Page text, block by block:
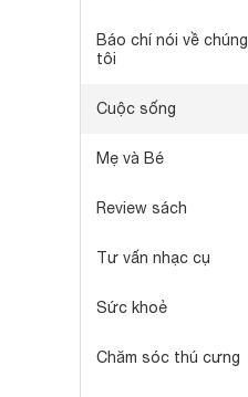
Báo chí nói về chúng
tôi
Cuộc sống
Mẹ và Bé
Review sách
Tư vấn nhạc cụ
Sức khoẻ
Chăm sóc thú cưng